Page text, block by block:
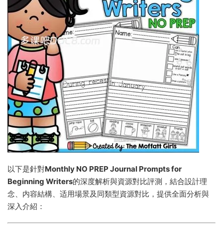
以下是針對Monthly NO PREP Journal Prompts for
Beginning Writers的深度解析與資源對比評測，結合設計理
念、内容結構、适用場景及同類型資源對比，提供全面分析與
深入介紹：